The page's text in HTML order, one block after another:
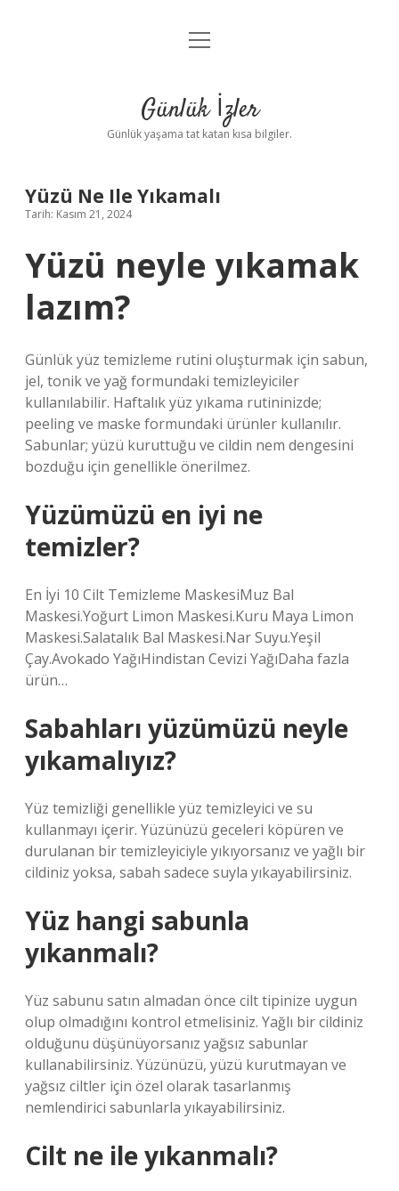
Anasayfa
Yasal Uyarı
menüyü
Günlük İzler
Günlük yaşama tat katan kısa bilgiler.
Yüzü Ne Ile Yıkamalı
Tarih: Kasım 21, 2024
Yüzü neyle yıkamak
lazım?
Günlük yüz temizleme rutini oluşturmak için sabun,
jel, tonik ve yağ formundaki temizleyiciler
kullanılabilir. Haftalık yüz yıkama rutininizde;
peeling ve maske formundaki ürünler kullanılır.
Sabunlar; yüzü kuruttuğu ve cildin nem dengesini
bozduğu için genellikle önerilmez.
Yüzümüzü en iyi ne
temizler?
En İyi 10 Cilt Temizleme MaskesiMuz Bal
Maskesi.Yoğurt Limon Maskesi.Kuru Maya Limon
Maskesi.Salatalık Bal Maskesi.Nar Suyu.Yeşil
Çay.Avokado YağıHindistan Cevizi YağıDaha fazla
ürün…
Sabahları yüzümüzü neyle
yıkamalıyız?
Yüz temizliği genellikle yüz temizleyici ve su
kullanmayı içerir. Yüzünüzü geceleri köpüren ve
durulanan bir temizleyiciyle yıkıyorsanız ve yağlı bir
cildiniz yoksa, sabah sadece suyla yıkayabilirsiniz.
Yüz hangi sabunla
yıkanmalı?
Yüz sabunu satın almadan önce cilt tipinize uygun
olup olmadığını kontrol etmelisiniz. Yağlı bir cildiniz
olduğunu düşünüyorsanız yağsız sabunlar
kullanabilirsiniz. Yüzünüzü, yüzü kurutmayan ve
yağsız ciltler için özel olarak tasarlanmış
nemlendirici sabunlarla yıkayabilirsiniz.
Cilt ne ile yıkanmalı?